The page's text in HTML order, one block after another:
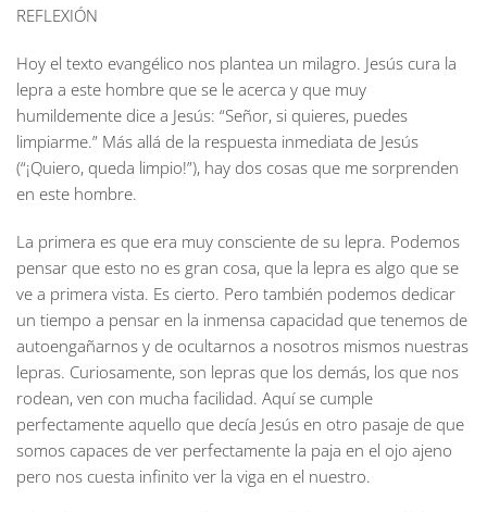
REFLEXIÓN
Hoy el texto evangélico nos plantea un milagro. Jesús cura la
lepra a este hombre que se le acerca y que muy
humildemente dice a Jesús: “Señor, si quieres, puedes
limpiarme.” Más allá de la respuesta inmediata de Jesús
(“¡Quiero, queda limpio!”), hay dos cosas que me sorprenden
en este hombre.
La primera es que era muy consciente de su lepra. Podemos
pensar que esto no es gran cosa, que la lepra es algo que se
ve a primera vista. Es cierto. Pero también podemos dedicar
un tiempo a pensar en la inmensa capacidad que tenemos de
autoengañarnos y de ocultarnos a nosotros mismos nuestras
lepras. Curiosamente, son lepras que los demás, los que nos
rodean, ven con mucha facilidad. Aquí se cumple
perfectamente aquello que decía Jesús en otro pasaje de que
somos capaces de ver perfectamente la paja en el ojo ajeno
pero nos cuesta infinito ver la viga en el nuestro.